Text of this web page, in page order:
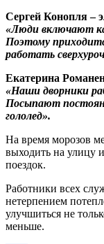
Сергей Конопля –
«Люди включают
Поэтому
работать
Екатерина
«Наши дворники
Посыпают
гололед».
На время морозов
выходить на улицу
поездок.
Работники всех
нетерпением
улучшиться не
меньше.